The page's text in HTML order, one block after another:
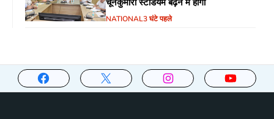
चूनकुमारी स्टेडियम बैढ़न में होगा
NATIONAL3 घंटे पहले